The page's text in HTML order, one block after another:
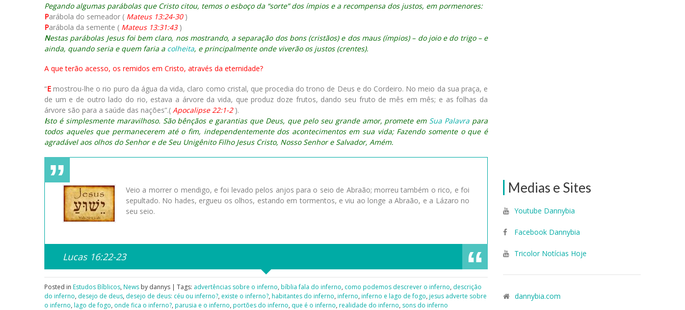
Medias e Sites
Youtube Dannybia
Facebook Dannybia
Tricolor Notícias Hoje
dannybia.com
Pegando algumas parábolas que Cristo citou, temos o esboço da “sorte” dos ímpios e a recompensa dos justos, em pormenores:
Parábola do semeador ( Mateus 13:24-30)
Parábola da semente ( Mateus 13:31:43)
Nestas parábolas Jesus foi bem claro, nos mostrando, a separação dos bons (cristãos) e dos maus (ímpios) – do joio e do trigo – e
ainda, quando seria e quem faria a colheita, e principalmente onde viverão os justos (crentes).
A que terão acesso, os remidos em Cristo, através da eternidade?
“E mostrou-lhe o rio puro da água da vida, claro como cristal, que procedia do trono de Deus e do Cordeiro. No meio da sua praça, e
de um e de outro lado do rio, estava a árvore da vida, que produz doze frutos, dando seu fruto de mês em mês; e as folhas da
árvore são para a saúde das nações”.( Apocalipse 22:1-2).
Isto é simplesmente maravilhoso. São bênçãos e garantias que Deus, que pelo seu grande amor, promete em Sua Palavra para
todos aqueles que permanecerem até o fim, independentemente dos acontecimentos em sua vida; Fazendo somente o que é
agradável aos olhos do Senhor e de Seu Unigênito Filho Jesus Cristo, Nosso Senhor e Salvador, Amém.
Veio a morrer o mendigo, e foi levado pelos anjos para o seio de Abraão; morreu também o rico, e foi
sepultado. No hades, ergueu os olhos, estando em tormentos, e viu ao longe a Abraão, e a Lázaro no
seu seio.
Lucas 16:22-23
Posted in Estudos Bíblicos, News by dannys | Tags: advertências sobre o inferno, bíblia fala do inferno, como podemos descrever o inferno, descrição
do inferno, desejo de deus, desejo de deus: céu ou inferno?, existe o inferno?, habitantes do inferno, inferno, inferno e lago de fogo, jesus adverte sobre
o inferno, lago de fogo, onde fica o inferno?, parusia e o inferno, portões do inferno, que é o inferno, realidade do inferno, sons do inferno